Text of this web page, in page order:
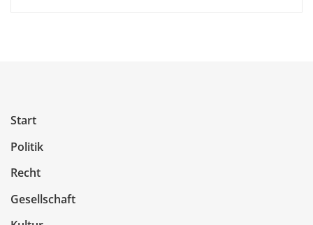
Start
Politik
Recht
Gesellschaft